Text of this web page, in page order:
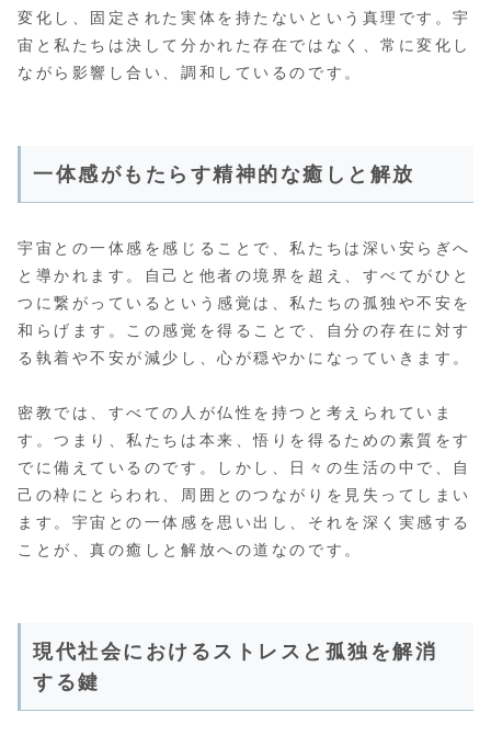
変化し、固定された実体を持たないという真理です。宇
宙と私たちは決して分かれた存在ではなく、常に変化し
ながら影響し合い、調和しているのです。
一体感がもたらす精神的な癒しと解放
宇宙との一体感を感じることで、私たちは深い安らぎへ
と導かれます。自己と他者の境界を超え、すべてがひと
つに繋がっているという感覚は、私たちの孤独や不安を
和らげます。この感覚を得ることで、自分の存在に対す
る執着や不安が減少し、心が穏やかになっていきます。
密教では、すべての人が仏性を持つと考えられていま
す。つまり、私たちは本来、悟りを得るための素質をす
でに備えているのです。しかし、日々の生活の中で、自
己の枠にとらわれ、周囲とのつながりを見失ってしまい
ます。宇宙との一体感を思い出し、それを深く実感する
ことが、真の癒しと解放への道なのです。
現代社会におけるストレスと孤独を解消
する鍵